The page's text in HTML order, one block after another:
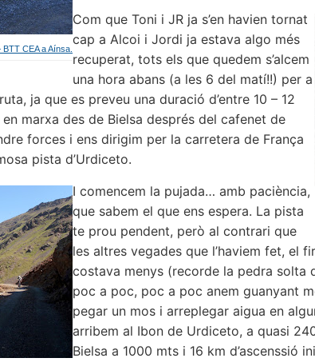
CEA a Aínsa.
Com que Toni i JR ja s’en havien tornat
cap a Alcoi i Jordi ja estava algo més
recuperat, tots els que quedem s’alcem
una hora abans (a les 6 del matí!!) per a
ja que es preveu una duració d’entre 10 – 12
marxa des de Bielsa després del cafenet de
forces i ens dirigim per la carretera de França
pista d’Urdiceto.
I comencem la pujada… amb paciència,
que sabem el que ens espera. La pista
te prou pendent, però al contrari que
les altres vegades que l’haviem fet, el
costava menys (recorde la pedra solta
poc a poc, poc a poc anem guanyant
pegar un mos i arreplegar aigua en
arribem al Ibon de Urdiceto, a quasi
Bielsa a 1000 mts i 16 km d’ascenssió